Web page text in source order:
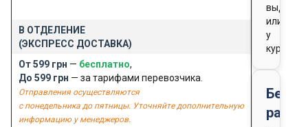
В ОТДЕЛЕНИЕ
(ЭКСПРЕСС ДОСТАВКА)
От 599 грн — бесплатно,
До 599 грн — за тарифами перевозчика.
Отправления осуществляются
с понедельника до пятницы. Уточняйте дополнительную
информацию у менеджеров.
выдачи
или
у
курьера